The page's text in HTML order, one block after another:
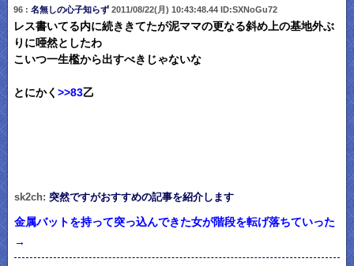
96 : 名無しの心子知らず2011/08/22(月) 10:43:48.44 ID:SXNoGu72
レス書いてる内に続ききてたが泥ママの更なる斜め上の基地外ぶ
りに唖然としたわ
こいつ一生檻から出すべきじゃないな
とにかく >>83乙
sk2ch: 突然ですがおすすめの記事を紹介します
金属バットを持って突っ込んできた女が階段を転げ落ちていった
→